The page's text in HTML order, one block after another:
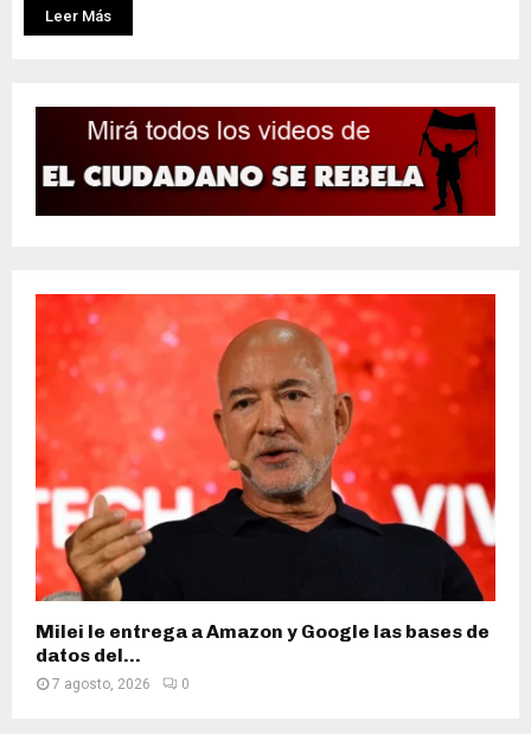
Leer Más
Milei le entrega a Amazon y Google las bases de
datos del...
7 agosto, 2026 0